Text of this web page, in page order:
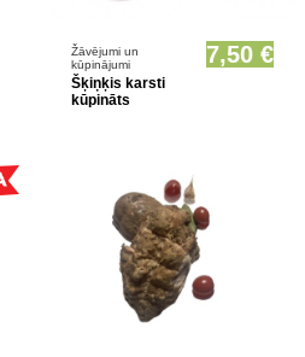
Žāvējumi un
kūpinājumi
Šķiņķis karsti
kūpināts
7,50 €